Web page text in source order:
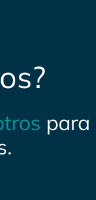
para